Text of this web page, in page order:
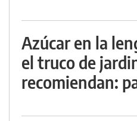
Azúcar en la
el truco de
recomiendan: